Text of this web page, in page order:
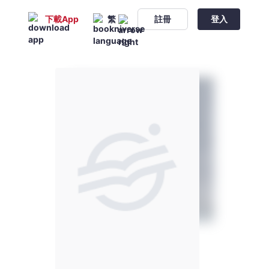
下載App 繁 註冊 登入